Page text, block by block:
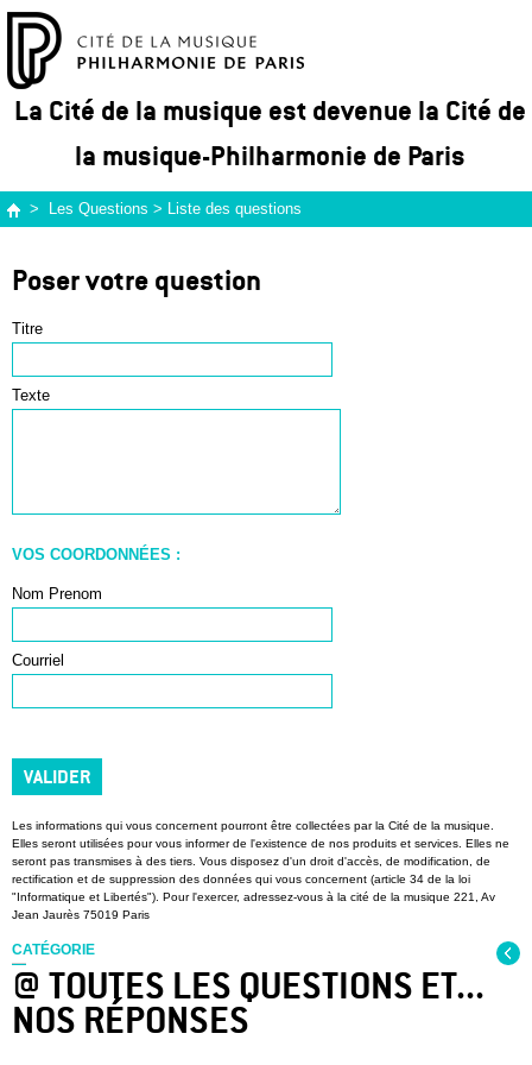
La Cité de la musique est devenue la Cité de
la musique-Philharmonie de Paris
> Les Questions > Liste des questions
Poser votre question
Titre
Texte
VOS COORDONNÉES :
Nom Prenom
Courriel
VALIDER
Les informations qui vous concernent pourront être collectées par la Cité de la musique.
Elles seront utilisées pour vous informer de l'existence de nos produits et services. Elles ne
seront pas transmises à des tiers. Vous disposez d'un droit d'accès, de modification, de
rectification et de suppression des données qui vous concernent (article 34 de la loi
"Informatique et Libertés"). Pour l'exercer, adressez-vous à la cité de la musique 221, Av
Jean Jaurès 75019 Paris
CATÉGORIE
@ TOUTES LES QUESTIONS ET...
NOS RÉPONSES